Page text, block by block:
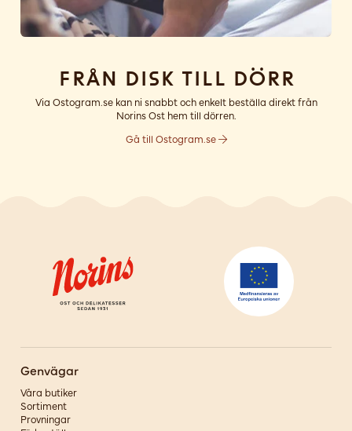
Från disk till dörr
Via Ostogram.se kan ni snabbt och enkelt beställa direkt från
Norins Ost hem till dörren.
Gå till Ostogram.se
Genvägar
Våra butiker
Sortiment
Provningar